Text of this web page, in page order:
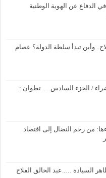
الدفاع عن الهوية الوطنية
وأين تبدأ سلطة الدولة؟ عصام
/ الجزء السادس…. تطوان :
من رحم النضال إلى اقتصاد
السيادة …..عبد الخالق الفلاح